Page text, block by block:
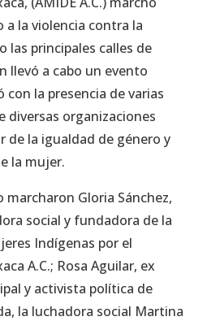
a la violencia contra la
las principales calles de
llevó a cabo un evento
la presencia de varias
diversas organizaciones
de la igualdad de género y
la mujer.
marcharon Gloria Sánchez,
social y fundadora de la
Indígenas por el
A.C.; Rosa Aguilar, ex
y activista política de
la luchadora social Martina